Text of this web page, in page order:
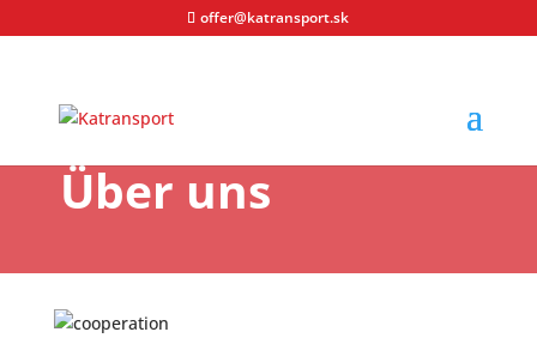
offer@katransport.sk
Über uns